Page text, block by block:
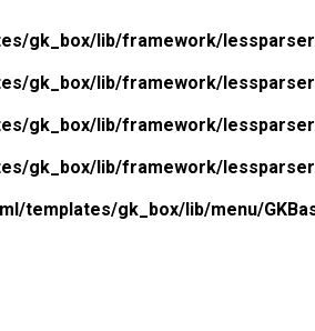
gk_box/lib/framework/
gk_box/lib/framework/
gk_box/lib/framework/
gk_box/lib/framework/
templates/gk_box/lib/menu/